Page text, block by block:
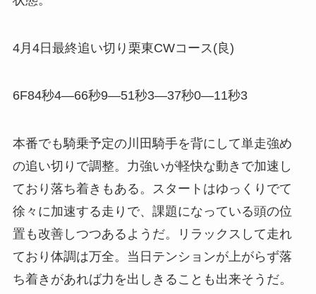
4月4日最終追い切り栗東CWコース(良)
6F84秒4―66秒9―51秒3―37秒0―11秒3
本番でも騎乗予定の川田騎手を背にして単走強め
の追い切りで調整。力強いが軽快な動きで加速し
ており落ち着きもある。スタートはゆっくりでて
徐々に加速する走りで、課題になっている頭の位
置も改善しつつあるようだ。リラックスして走れ
ており体調は万全。当日テンションが上がらず落
ち着きがあれば力を出しきることも出来そうだ。